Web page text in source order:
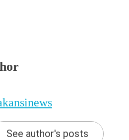
See author's posts